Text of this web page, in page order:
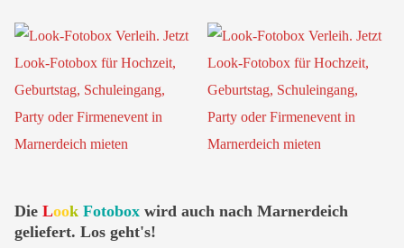
Die Look Fotobox wird auch nach Marnerdeich
geliefert. Los geht's!